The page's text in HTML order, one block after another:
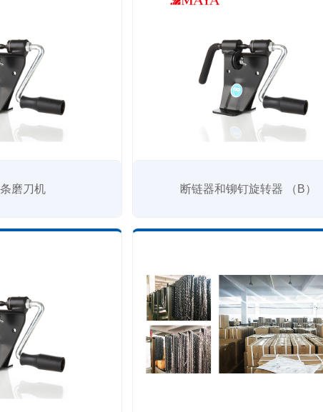
磨刀机 断链器和铆钉旋转器 （B）